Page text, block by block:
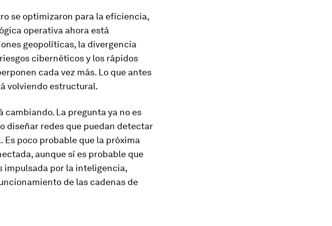
se optimizaron para la eficiencia,
operativa ahora está
geopolíticas, la divergencia
cibernéticos y los rápidos
cada vez más. Lo que antes
volviendo estructural.
La pregunta ya no es
diseñar redes que puedan detectar
poco probable que la próxima
aunque sí es probable que
impulsada por la inteligencia,
de las cadenas de